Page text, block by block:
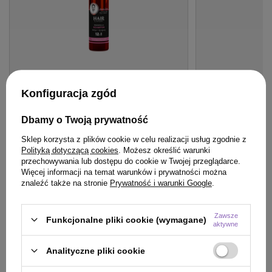
Szampon Hair Expert 12 w 1 regeneracja
23,99 zł / szt.
(8,57 zł / 100ml)
Do koszyka
hialuronowym
24,99 zł
(17,85 zł / 100ml)
Konfiguracja zgód
Dbamy o Twoją prywatność
Sklep korzysta z plików cookie w celu realizacji usług zgodnie z
Polityką dotyczącą cookies . Możesz określić warunki
przechowywania lub dostępu do cookie w Twojej przeglądarce.
Więcej informacji na temat warunków i prywatności można
znaleźć także na stronie Prywatność i warunki Google
Funkcjonalne pliki cookie (wymagane)
Zawsze
aktywne
Analityczne pliki cookie